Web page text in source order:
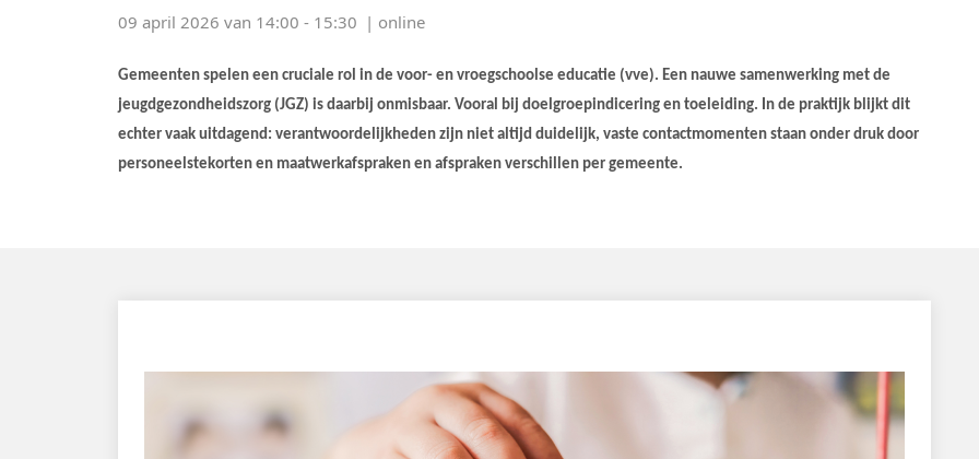
09 april 2026 van 14:00 - 15:30 online
Gemeenten spelen een cruciale rol in de voor- en vroegschoolse educatie (vve). Een nauwe samenwerking met de
jeugdgezondheidszorg (JGZ) is daarbij onmisbaar. Vooral bij doelgroepindicering en toeleiding. In de praktijk blijkt dit
echter vaak uitdagend: verantwoordelijkheden zijn niet altijd duidelijk, vaste contactmomenten staan onder druk door
personeelstekorten en maatwerkafspraken en afspraken verschillen per gemeente.